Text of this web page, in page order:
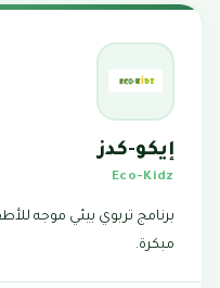
إيكو-كدز
Eco-Kidz
برنامج تربوي بيئي موجه
مبكرة.